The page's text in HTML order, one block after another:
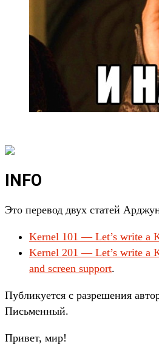
INFO
Это перевод двух статей
Kernel 101 — Let’s write a
Kernel 201 — Let’s write a
and screen support.
Публикуется с разрешения
Письменный.
Привет, мир!